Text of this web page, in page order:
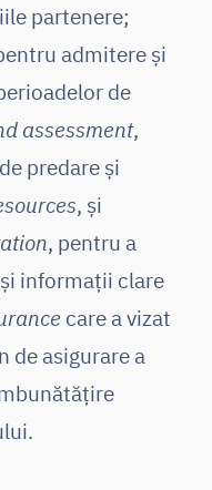
partenere;
admitere și
de
assessment,
predare și
, și
, pentru a
informații clare
care a vizat
de asigurare a